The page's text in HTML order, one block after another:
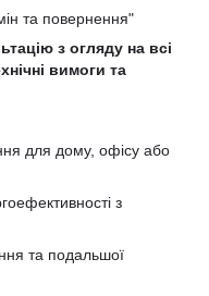
та повернення"
з огляду на всі
вимоги та
для дому, офісу або
з
та подальшої